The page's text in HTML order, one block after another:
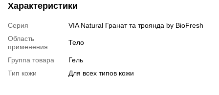
Характеристики
Серия
VIA Natural Гранат та троянда by BioFresh
Область
применения
Тело
Группа товара
Гель
Тип кожи
Для всех типов кожи